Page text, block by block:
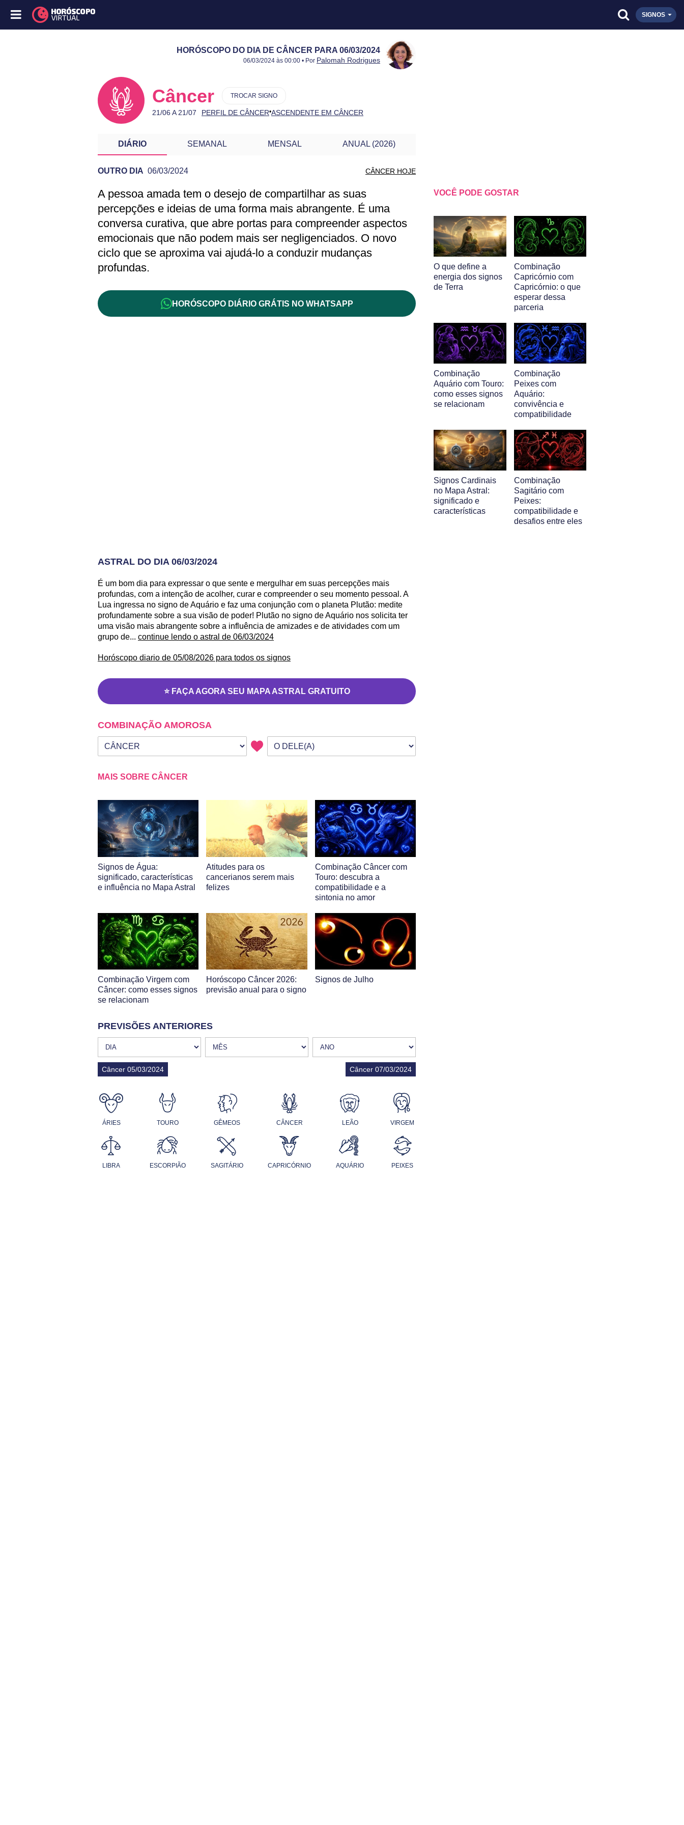
SIGNOS
HORÓSCOPO DO DIA DE CÂNCER PARA 06/03/2024
Publicado:
06/03/2024
Atualizado:
06/03/2024
06/03/2024 às 00:00 • Por Palomah Rodrigues
Câncer
21/06 A 21/07 PERFIL DE CÂNCER•ASCENDENTE EM CÂNCER
TROCAR SIGNO
DIÁRIO SEMANAL MENSAL ANUAL (2026)
OUTRO DIA 06/03/2024 CÂNCER HOJE
PREVISÃO DE CÂNCER PARA OUTRO DIA
A pessoa amada tem o desejo de compartilhar as suas
percepções e ideias de uma forma mais abrangente. É uma
conversa curativa, que abre portas para compreender aspectos
emocionais que não podem mais ser negligenciados. O novo
ciclo que se aproxima vai ajudá-lo a conduzir mudanças
profundas.
HORÓSCOPO DIÁRIO GRÁTIS NO WHATSAPP
ASTRAL DO DIA 06/03/2024
É um bom dia para expressar o que sente e mergulhar em suas percepções mais
profundas, com a intenção de acolher, curar e compreender o seu momento pessoal. A
Lua ingressa no signo de Aquário e faz uma conjunção com o planeta Plutão: medite
profundamente sobre a sua visão de poder! Plutão no signo de Aquário nos solicita ter
uma visão mais abrangente sobre a influência de amizades e de atividades com um
grupo de... continue lendo o astral de 06/03/2024
Horóscopo diario de 05/08/2026 para todos os signos
⭐ FAÇA AGORA SEU MAPA ASTRAL GRATUITO
COMBINAÇÃO AMOROSA
Seu signo
Signo da outra pessoa
MAIS SOBRE CÂNCER
Signos de Água:
significado, características
e influência no Mapa Astral
Atitudes para os
cancerianos serem mais
felizes
Combinação Câncer com
Touro: descubra a
compatibilidade e a
sintonia no amor
Combinação Virgem com
Câncer: como esses signos
se relacionam
Horóscopo Câncer 2026:
previsão anual para o signo
Signos de Julho
PREVISÕES ANTERIORES
Câncer 05/03/2024 Câncer 07/03/2024
ÁRIES TOURO GÊMEOS CÂNCER LEÃO VIRGEM
LIBRA ESCORPIÃO SAGITÁRIO CAPRICÓRNIO AQUÁRIO PEIXES
VOCÊ PODE GOSTAR
O que define a
energia dos signos
de Terra
Combinação
Capricórnio com
Capricórnio: o que
esperar dessa
parceria
Combinação
Aquário com Touro:
como esses signos
se relacionam
Combinação
Peixes com
Aquário:
convivência e
compatibilidade
Signos Cardinais
no Mapa Astral:
significado e
características
Combinação
Sagitário com
Peixes:
compatibilidade e
desafios entre eles